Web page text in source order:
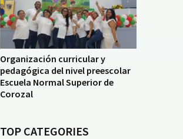
Organización curricular y
pedagógica del nivel preescolar
Escuela Normal Superior de
Corozal
TOP CATEGORIES